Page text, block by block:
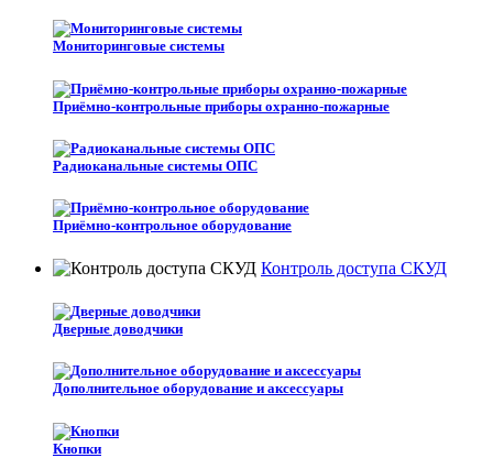
Мониторинговые системы
Приёмно-контрольные приборы охранно-пожарные
Радиоканальные системы ОПС
Приёмно-контрольное оборудование
Контроль доступа СКУД
Дверные доводчики
Дополнительное оборудование и аксессуары
Кнопки